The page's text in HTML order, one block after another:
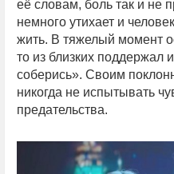
её словам, боль так и не
немного утихает и
жить. В тяжелый момент
то из близких поддержал
соберись». Своим
никогда не испытывать
предательства.